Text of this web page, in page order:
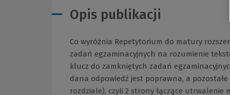
Opis publikacji
Co wyróżnia Repetytorium do matury
zadań egzaminacyjnych na rozumienie
klucz do zamkniętych zadań
dana odpowiedź jest poprawna, a pozostałe
rozdziale), czyli 2 strony łączące